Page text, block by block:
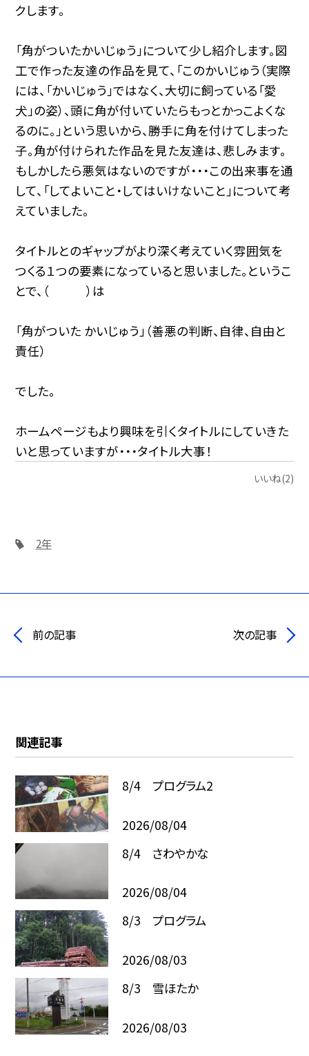
クします。
「角がついたかいじゅう」について少し紹介します。図
工で作った友達の作品を見て、「このかいじゅう（実際
には、「かいじゅう」ではなく、大切に飼っている「愛
犬」の姿）、頭に角が付いていたらもっとかっこよくな
るのに。」という思いから、勝手に角を付けてしまった
子。角が付けられた作品を見た友達は、悲しみます。
もしかしたら悪気はないのですが・・・この出来事を通
して、「してよいこと・してはいけないこと」について考
えていました。
タイトルとのギャップがより深く考えていく雰囲気を
つくる１つの要素になっていると思いました。というこ
とで、（ ）は
「角がついた かいじゅう」（善悪の判断、自律、自由と
責任）
でした。
ホームページもより興味を引くタイトルにしていきた
いと思っていますが・・・タイトル大事！
いいね(2)
2年
前の記事 次の記事
関連記事
8/4 プログラム2
2026/08/04
8/4 さわやかな
2026/08/04
8/3 プログラム
2026/08/03
8/3 雪ほたか
2026/08/03